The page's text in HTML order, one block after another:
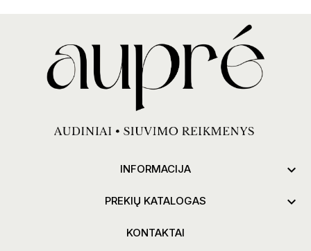
INFORMACIJA 
PREKIŲ KATALOGAS 
KONTAKTAI